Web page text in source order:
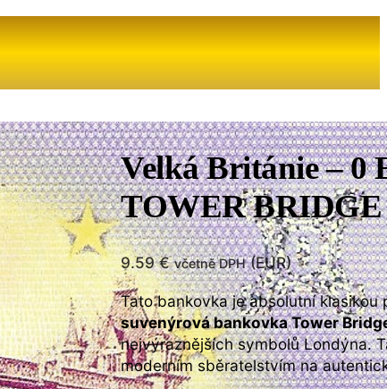
Velká Británie – 0
TOWER
9.59€ včetně DPH(EUR)
Tato bankovka je absolutní
suvenýrová bankovka Tower
nejvýraznějších symbolů Londýna.
moderním sběratelstvím na